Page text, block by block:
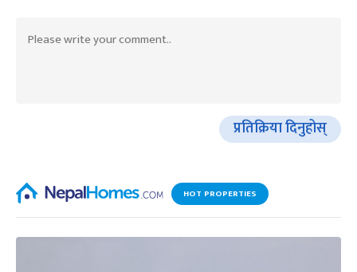
प्रतिक्रिया दिनुहोस्
HOT PROPERTIES